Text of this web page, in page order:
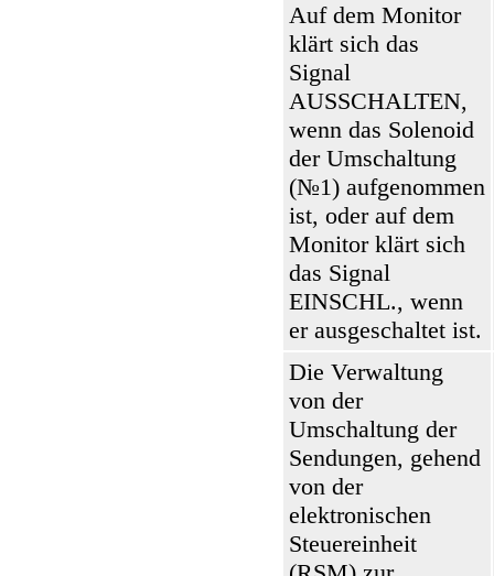
Auf dem Monitor
klärt sich das
Signal
AUSSCHALTEN,
wenn das Solenoid
der Umschaltung
(№1) aufgenommen
ist, oder auf dem
Monitor klärt sich
das Signal
EINSCHL., wenn
er ausgeschaltet ist.
Die Verwaltung
von der
Umschaltung der
Sendungen, gehend
von der
elektronischen
Steuereinheit